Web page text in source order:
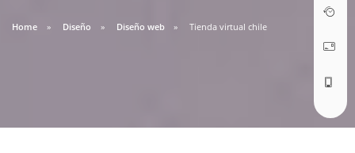
Home Diseño Diseño web Tienda virtual chileABRIR TICKET